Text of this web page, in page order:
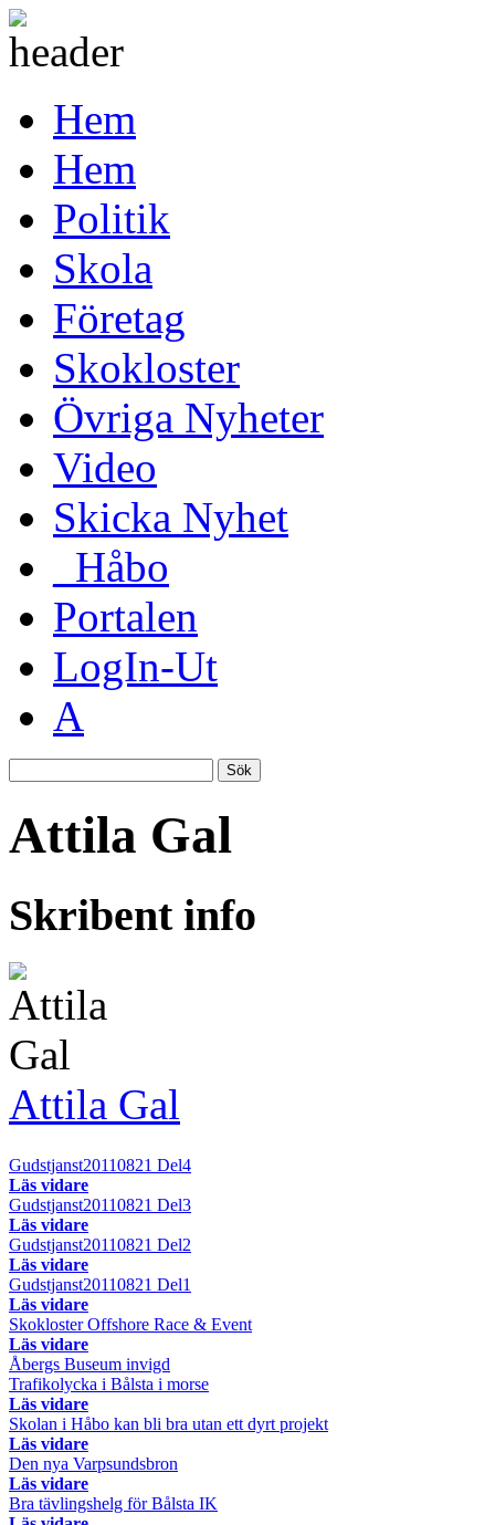
Hem
Hem
Politik
Skola
Företag
Skokloster
Övriga Nyheter
Video
Skicka Nyhet
_Håbo
Portalen
LogIn-Ut
A
Sök
Attila Gal
Skribent info
Attila Gal
Gudstjanst20110821 Del4
Läs vidare
Gudstjanst20110821 Del3
Läs vidare
Gudstjanst20110821 Del2
Läs vidare
Gudstjanst20110821 Del1
Läs vidare
Skokloster Offshore Race & Event
Läs vidare
Åbergs Buseum invigd
Trafikolycka i Bålsta i morse
Läs vidare
Skolan i Håbo kan bli bra utan ett dyrt projekt
Läs vidare
Den nya Varpsundsbron
Läs vidare
Bra tävlingshelg för Bålsta IK